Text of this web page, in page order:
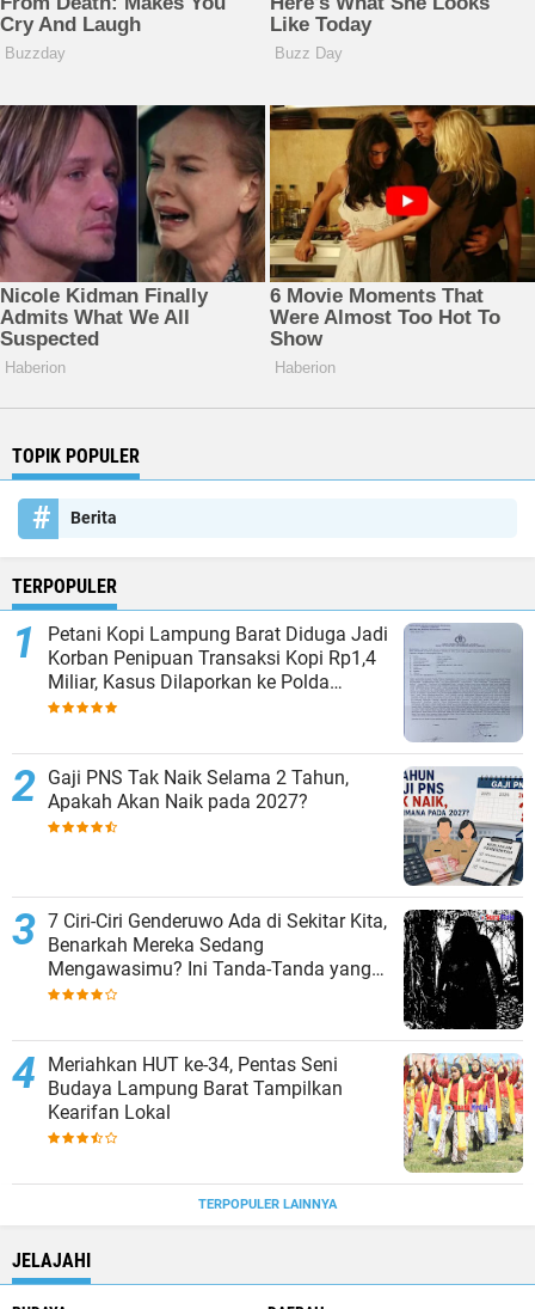
TOPIK POPULER
Berita
TERPOPULER
Petani Kopi Lampung Barat Diduga Jadi
Korban Penipuan Transaksi Kopi Rp1,4
Miliar, Kasus Dilaporkan ke Polda
Lampung
Gaji PNS Tak Naik Selama 2 Tahun,
Apakah Akan Naik pada 2027?
7 Ciri-Ciri Genderuwo Ada di Sekitar Kita,
Benarkah Mereka Sedang
Mengawasimu? Ini Tanda-Tanda yang
Sering Diabaikan
Meriahkan HUT ke-34, Pentas Seni
Budaya Lampung Barat Tampilkan
Kearifan Lokal
TERPOPULER LAINNYA
JELAJAHI